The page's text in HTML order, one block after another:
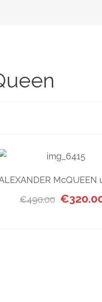
€490.00.
attuale è: €320.00.
McQUEEN
€490.00 Il prezzo
€